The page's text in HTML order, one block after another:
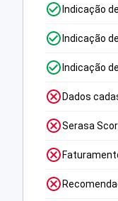
Indicação
Indicação
Indicação
Dados
Serasa